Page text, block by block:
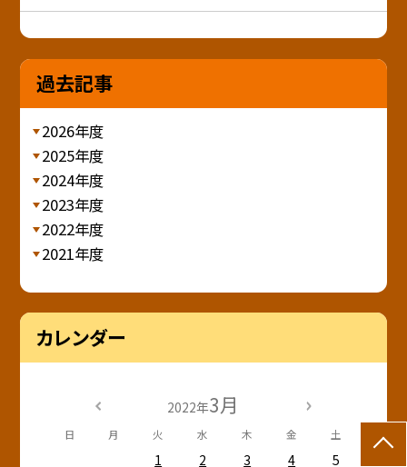
過去記事
2026年度
2025年度
2024年度
2023年度
2022年度
2021年度
カレンダー
2022年3月
日 月 火 水 木 金 土
1 2 3 4 5